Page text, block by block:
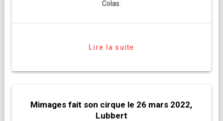
Colas.
Lire la suite
Mimages fait son cirque le 26 mars 2022,
Lubbert